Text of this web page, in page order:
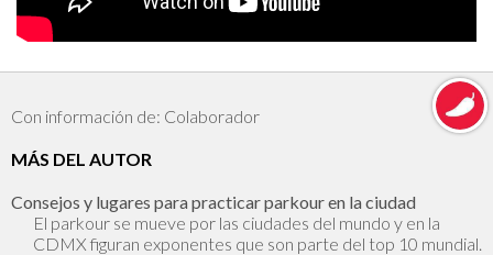
Con información de: Colaborador
MÁS DEL AUTOR
Consejos y lugares para practicar parkour en la ciudad
El parkour se mueve por las ciudades del mundo y en la
CDMX figuran exponentes que son parte del top 10 mundial.